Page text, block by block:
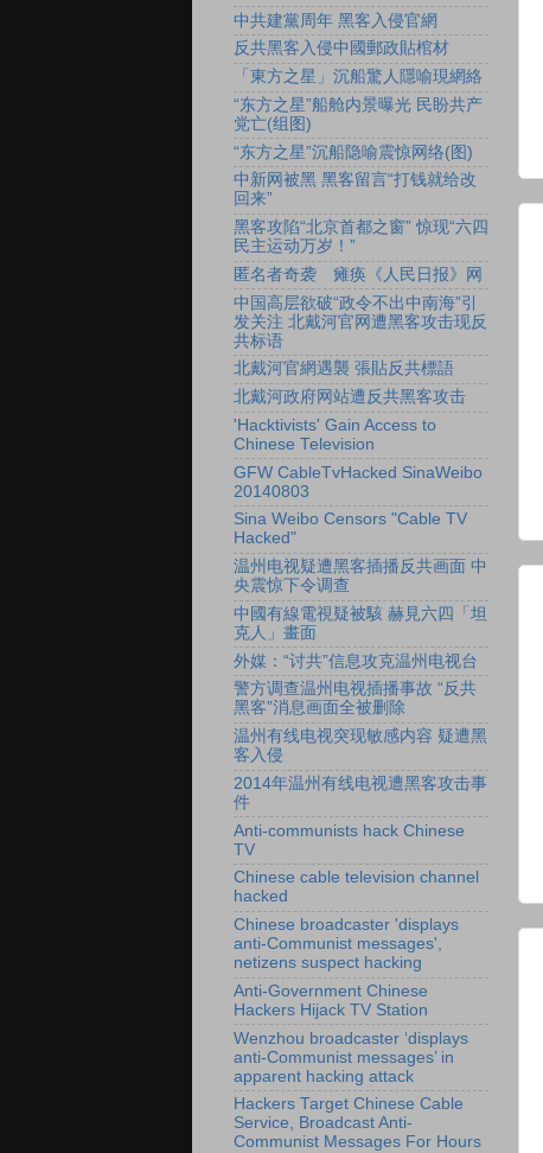
中共建黨周年 黑客入侵官網
反共黑客入侵中國郵政貼棺材
「東方之星」沉船驚人隱喻現網絡
“东方之星”船舱内景曝光 民盼共产
党亡(组图)
“东方之星”沉船隐喻震惊网络(图)
中新网被黑 黑客留言“打钱就给改
回来”
黑客攻陷“北京首都之窗” 惊现“六四
民主运动万岁！”
匿名者奇袭 瘫痪《人民日报》网
中国高层欲破“政令不出中南海”引
发关注 北戴河官网遭黑客攻击现反
共标语
北戴河官網遇襲 張貼反共標語
北戴河政府网站遭反共黑客攻击
'Hacktivists' Gain Access to
Chinese Television
GFW CableTvHacked SinaWeibo
20140803
Sina Weibo Censors "Cable TV
Hacked"
温州电视疑遭黑客插播反共画面 中
央震惊下令调查
中國有線電視疑被駭 赫見六四「坦
克人」畫面
外媒：“讨共”信息攻克温州电视台
警方调查温州电视插播事故 “反共
黑客”消息画面全被删除
温州有线电视突现敏感内容 疑遭黑
客入侵
2014年温州有线电视遭黑客攻击事
件
Anti-communists hack Chinese
TV
Chinese cable television channel
hacked
Chinese broadcaster 'displays
anti-Communist messages',
netizens suspect hacking
Anti-Government Chinese
Hackers Hijack TV Station
Wenzhou broadcaster ‘displays
anti-Communist messages’ in
apparent hacking attack
Hackers Target Chinese Cable
Service, Broadcast Anti-
Communist Messages For Hours